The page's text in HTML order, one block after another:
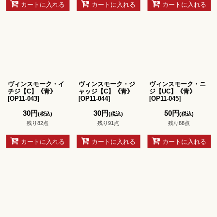
カートに入れる カートに入れる カートに入れる
ヴィンスモーク・イ
チジ【C】《青》
[OP11-043]
30円(税込)
残り82点
カートに入れる
ヴィンスモーク・ジ
ャッジ【C】《青》
[OP11-044]
30円(税込)
残り91点
カートに入れる
ヴィンスモーク・ニ
ジ【UC】《青》
[OP11-045]
50円(税込)
残り88点
カートに入れる